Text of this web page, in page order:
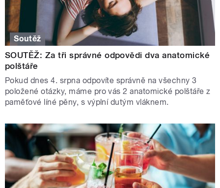
Soutěž
SOUTĚŽ: Za tři správné odpovědi dva anatomické
polštáře
Pokud dnes 4. srpna odpovíte správně na všechny 3
položené otázky, máme pro vás 2 anatomické polštáře z
paměťové líné pěny, s výplní dutým vláknem.